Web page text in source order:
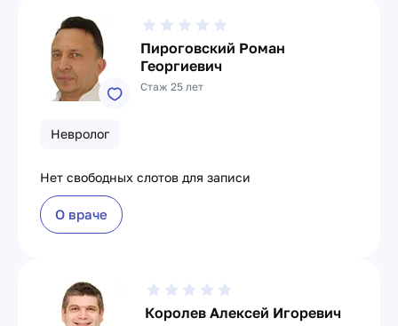
Пироговский Роман
Георгиевич
Стаж 25 лет
Невролог
Нет свободных слотов для записи
О враче
Королев Алексей Игоревич